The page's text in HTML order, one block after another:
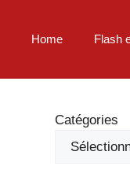
Home Flash
Catégories